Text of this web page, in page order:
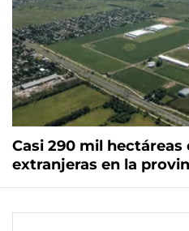
Casi 290 mil hectáreas
extranjeras en la